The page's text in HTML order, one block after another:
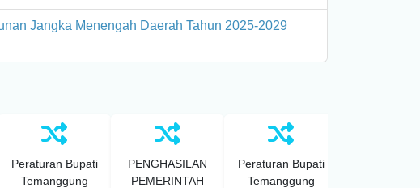
Jangka Menengah Daerah Tahun 2025-2029
Peraturan Bupati
Temanggung
PENGHASILAN
PEMERINTAH
Peraturan Bupati
Temanggung